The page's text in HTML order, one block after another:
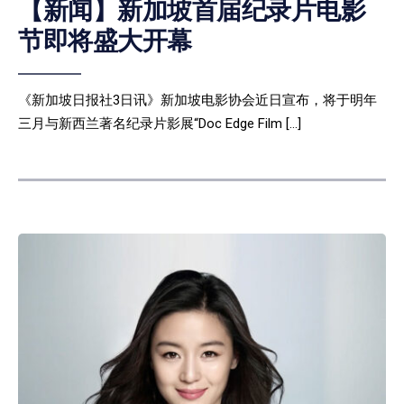
【新闻】新加坡首届纪录片电影
节即将盛大开幕
《新加坡日报社3日讯》新加坡电影协会近日宣布，将于明年
三月与新西兰著名纪录片影展“Doc Edge Film […]